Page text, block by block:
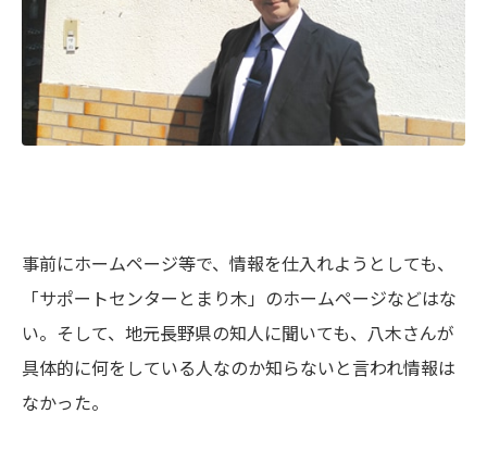
事前にホームページ等で、情報を仕入れようとしても、
「サポートセンターとまり木」のホームページなどはな
い。そして、地元長野県の知人に聞いても、八木さんが
具体的に何をしている人なのか知らないと言われ情報は
なかった。